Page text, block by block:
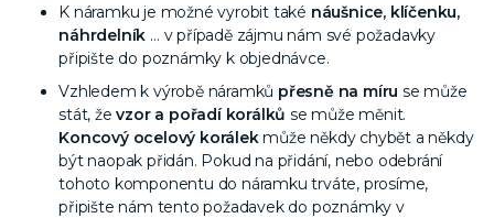
K náramku je možné vyrobit také náušnice, klíčenku,
náhrdelník … v případě zájmu nám své požadavky
připište do poznámky k objednávce.
Vzhledem k výrobě náramků přesně na míru se může
stát, ževzor a pořadí korálků se může měnit.
Koncový ocelový korálekmůže někdy chybět a někdy
být naopak přidán. Pokud na přidání, nebo odebrání
tohoto komponentu do náramku trváte, prosíme,
připište nám tento požadavek do poznámky v